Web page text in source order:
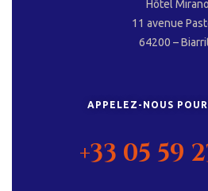
Hôtel Mirano
11 avenue
64200 –
APPELEZ-NOUS POUR
+33 05 59